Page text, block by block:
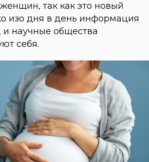
так как это новый
изо дня в день информация
и научные общества
себя.